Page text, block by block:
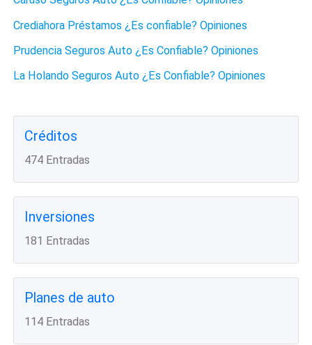
Crediahora Préstamos ¿Es confiable? Opiniones
Prudencia Seguros Auto ¿Es Confiable? Opiniones
La Holando Seguros Auto ¿Es Confiable? Opiniones
Créditos
474 Entradas
Inversiones
181 Entradas
Planes de auto
114 Entradas